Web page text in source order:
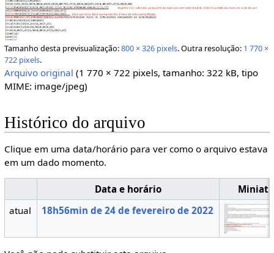
Tamanho desta previsualização:800 × 326 pixels.Outra resolução: 1 770 ×
722 pixels.
Arquivo original (1 770 × 722 pixels, tamanho: 322 kB, tipo
MIME: image/jpeg)
Histórico do arquivo
Clique em uma data/horário para ver como o arquivo estava
em um dado momento.
Data e horário
atual
18h56min de 24 de fevereiro de 2022